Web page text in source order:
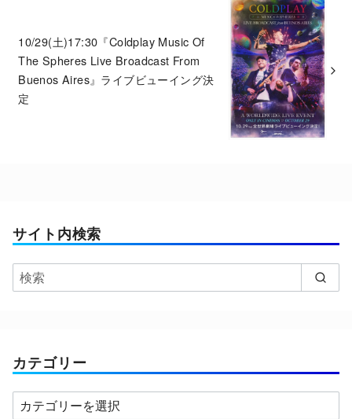
10/29(土)17:30『Coldplay Music Of
The Spheres Live Broadcast From
Buenos Aires』ライブビューイング決
定
サイト内検索
カテゴリー
カ